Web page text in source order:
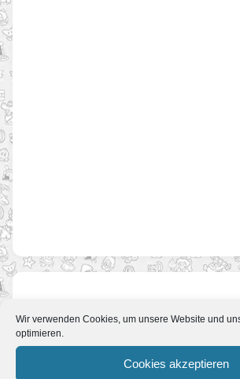
Wir verwenden Cookies, um unsere Website und
optimieren.
Cookies akzeptieren
E3 2011 // Weitere
13. Juni 2011